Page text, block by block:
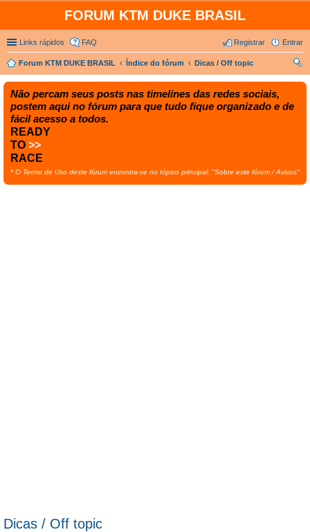
FORUM KTM DUKE BRASIL
Links rápidos FAQ Entrar
Registrar
Forum KTM DUKE BRASIL Índice do fórum
Dicas / Off topic
sar
Não percam seus posts nas timelines das redes sociais,
postem aqui no fórum para que tudo fique organizado e de
fácil acesso a todos.
READY
TO >>
RACE
* O Termo de Uso deste fórum encontra-se no tópico principal: "Sobre este fórum / Avisos"
Dicas / Off topic